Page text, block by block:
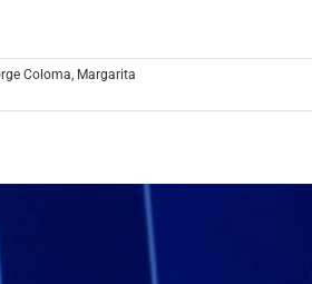
Coloma, Margarita